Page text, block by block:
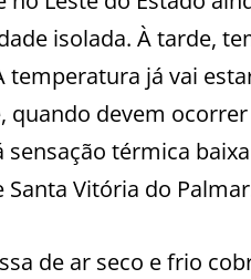
isolada. À tarde,
já vai
quando devem
térmica
Santa Vitória do
de ar seco e frio